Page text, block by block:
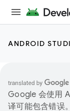
ANDROID
Google 会使用
译可能包含错误。